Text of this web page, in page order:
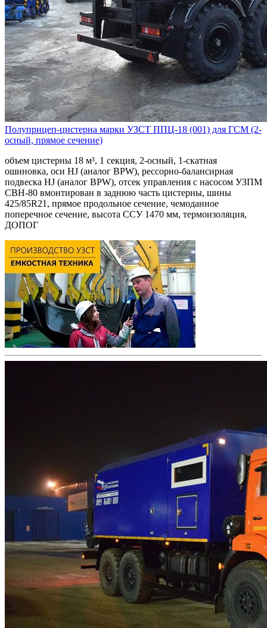
Полуприцеп-цистерна марки УЗСТ ППЦ-18 (001) для ГСМ (2-
осный, прямое сечение)
объем цистерны 18 м³, 1 секция, 2-осный, 1-скатная
ошиновка, оси HJ (аналог BPW), рессорно-балансирная
подвеска HJ (аналог BPW), отсек управления с насосом УЗПМ
СВН-80 вмонтирован в заднюю часть цистерны, шины
425/85R21, прямое продольное сечение, чемоданное
поперечное сечение, высота ССУ 1470 мм, термоизоляция,
ДОПОГ